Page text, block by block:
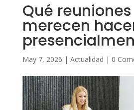
Qué
merecen
May 7, 2026 | Actualidad | 0